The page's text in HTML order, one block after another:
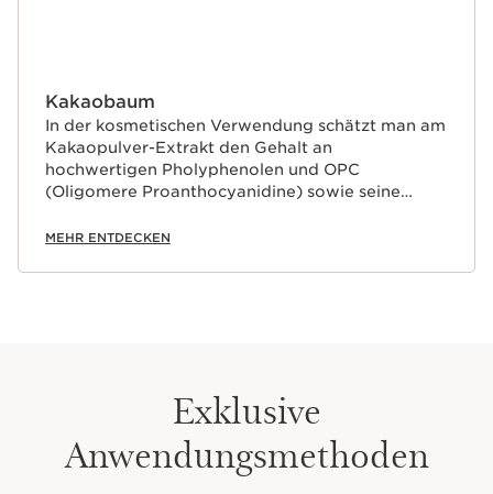
Kakaobaum
In der kosmetischen Verwendung schätzt man am
Kakaopulver-Extrakt den Gehalt an
hochwertigen Pholyphenolen und OPC
(Oligomere Proanthocyanidine) sowie seine
Eigenschaften.
MEHR ENTDECKEN
Exklusive
Anwendungsmethoden